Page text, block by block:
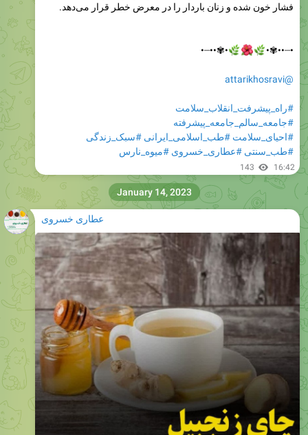
فشار خون شده و زنان باردار را در معرض خطر قرار می‌دهد.
•┈••✾•
•✾••┈•
@attarikhosravi
#راه_پیشرفت_انقلاب_سلامت
#جامعه_سالم_جامعه_پیشرفته
#احیای_سلامت #طب_اسلامی_ایرانی #سبک_زندگی
#طب_سنتی #عطاری_خسروی #میوه_نارس
143 16:42
عطاری خسروی
January 14, 2023